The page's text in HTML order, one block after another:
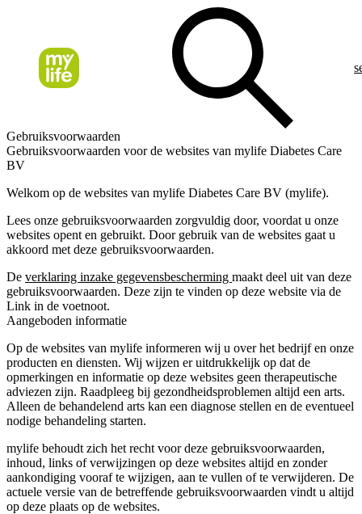
Gebruiksvoorwaarden
Gebruiksvoorwaarden voor de websites van mylife Diabetes Care
BV
Welkom op de websites van mylife Diabetes Care BV (mylife).
Lees onze gebruiksvoorwaarden zorgvuldig door, voordat u onze
websites opent en gebruikt. Door gebruik van de websites gaat u
akkoord met deze gebruiksvoorwaarden.
De verklaring inzake gegevensbescherming maakt deel uit van deze
gebruiksvoorwaarden. Deze zijn te vinden op deze website via de
Link in de voetnoot.
Aangeboden informatie
Op de websites van mylife informeren wij u over het bedrijf en onze
producten en diensten. Wij wijzen er uitdrukkelijk op dat de
opmerkingen en informatie op deze websites geen therapeutische
adviezen zijn. Raadpleeg bij gezondheidsproblemen altijd een arts.
Alleen de behandelend arts kan een diagnose stellen en de eventueel
nodige behandeling starten.
mylife behoudt zich het recht voor deze gebruiksvoorwaarden,
inhoud, links of verwijzingen op deze websites altijd en zonder
aankondiging vooraf te wijzigen, aan te vullen of te verwijderen. De
actuele versie van de betreffende gebruiksvoorwaarden vindt u altijd
op deze plaats op de websites.